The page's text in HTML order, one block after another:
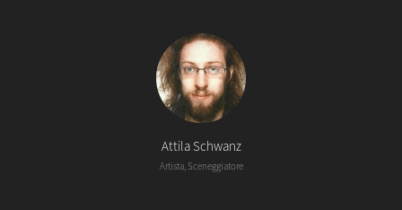
Attila Schwanz
Artista, Sceneggiatore